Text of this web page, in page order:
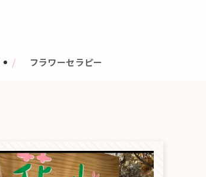
フラワーセラピー